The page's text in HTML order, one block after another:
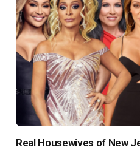
Real Housewives of New